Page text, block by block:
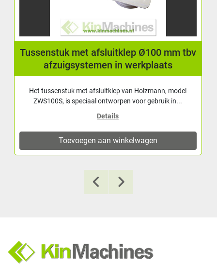
Tussenstuk met afsluitklep Ø100 mm tbv
afzuigsystemen in werkplaats
Het tussenstuk met afsluitklep van Holzmann, model
ZWS100S, is speciaal ontworpen voor gebruik in...
Details
Toevoegen aan winkelwagen